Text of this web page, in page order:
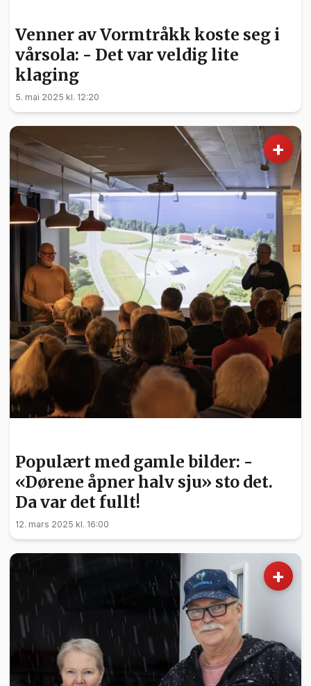
Venner av Vormtråkk koste seg i
vårsola: - Det var veldig lite
klaging
5. mai 2025 kl. 12:20
+
Populært med gamle bilder: -
«Dørene åpner halv sju» sto det.
Da var det fullt!
12. mars 2025 kl. 16:00
+